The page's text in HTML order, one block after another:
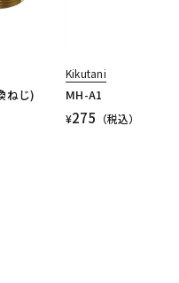
ねじ)
Kikutani
MH-A1
¥275 （税込）